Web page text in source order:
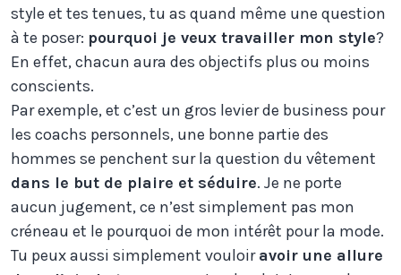
style et tes tenues, tu as quand même une question
à te poser: pourquoi je veux travailler mon style?
En effet, chacun aura des objectifs plus ou moins
conscients.
Par exemple, et c’est un gros levier de business pour
les coachs personnels, une bonne partie des
hommes se penchent sur la question du vêtement
dans le but de plaire et séduire. Je ne porte
aucun jugement, ce n’est simplement pas mon
créneau et le pourquoi de mon intérêt pour la mode.
Tu peux aussi simplement vouloiravoir une allure